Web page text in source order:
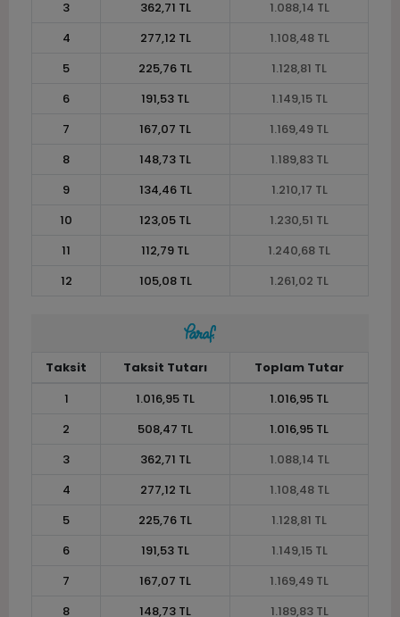
3 362,71 TL
1.088,14 TL
4
277,12 TL
1.108,48 TL
5
225,76 TL
1.128,81 TL
6
191,53 TL
1.149,15 TL
7
167,07 TL
1.169,49 TL
8
148,73 TL
1.189,83 TL
9
134,46 TL
1.210,17 TL
10
123,05 TL
1.230,51 TL
11
112,79 TL
1.240,68 TL
12
105,08 TL 1.261,02 TL
Taksit Taksit Tutarı
Toplam Tutar
1
1.016,95 TL
1.016,95 TL
2
508,47 TL
1.016,95 TL
3
362,71 TL
1.088,14 TL
4
277,12 TL
1.108,48 TL
5
225,76 TL
1.128,81 TL
6
191,53 TL
1.149,15 TL
7
167,07 TL
1.169,49 TL
8
148,73 TL
1.189,83 TL